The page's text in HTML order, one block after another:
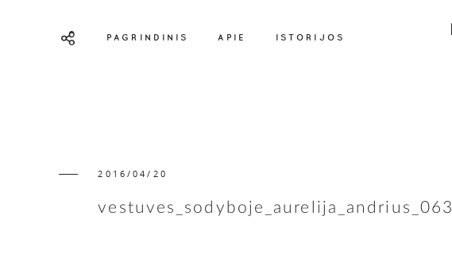
PAGRINDINIS APIE ISTORIJOS
2016/04/20
vestuves_sodyboje_aurelija_andrius_063